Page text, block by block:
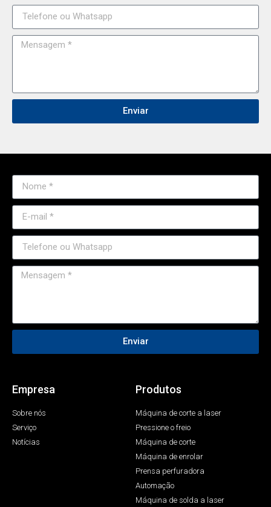
Enviar
Enviar
Empresa
Sobre nós
Serviço
Notícias
Produtos
Máquina de corte a laser
Pressione o freio
Máquina de corte
Máquina de enrolar
Prensa perfuradora
Automação
Máquina de solda a laser